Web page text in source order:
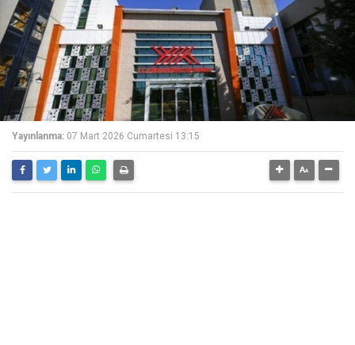
Yayınlanma: 07 Mart 2026 Cumartesi 13:15